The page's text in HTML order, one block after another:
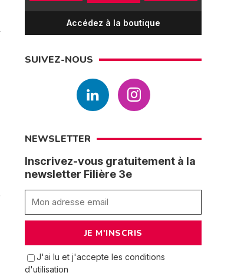
Accédez à la boutique
SUIVEZ-NOUS
NEWSLETTER
Inscrivez-vous gratuitement à la
newsletter Filière 3e
J'ai lu et j'accepte les conditions
d'utilisation